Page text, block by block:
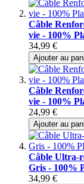
Câble
vie - 100%
34,99 €
Ajouter au
Câble
vie - 100%
24,99 €
Ajouter au
Câble Ultra-
Gris - 100%
34,99 €